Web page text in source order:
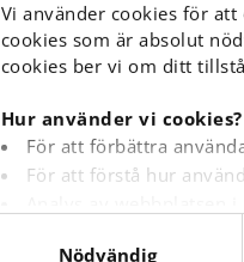
Vi använder cookies för
cookies som är absolut
cookies ber vi om ditt
Hur använder vi cookies?
För att förbättra
För att förstå hur
Nödvändig
Om
Din köplats
Du